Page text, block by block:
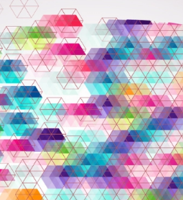
Povos indígenas
Terra
Tráfico de pessoas